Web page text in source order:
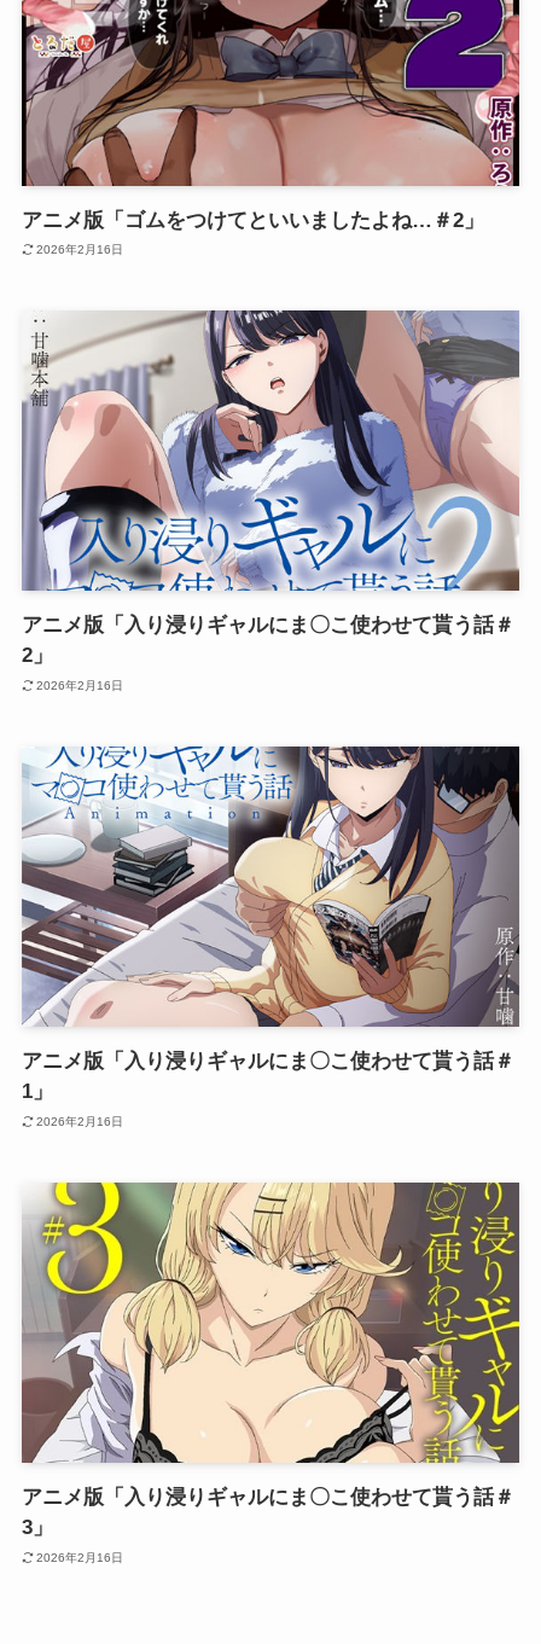
アニメ版「ゴムをつけてといいましたよね…＃2」
2026年2月16日
アニメ版「入り浸りギャルにま〇こ使わせて貰う話＃
2」
2026年2月16日
アニメ版「入り浸りギャルにま〇こ使わせて貰う話＃
1」
2026年2月16日
アニメ版「入り浸りギャルにま〇こ使わせて貰う話＃
3」
2026年2月16日